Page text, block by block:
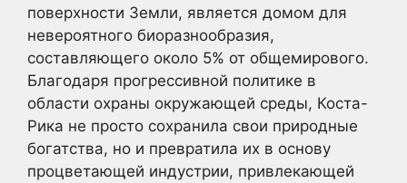
поверхности Земли, является домом для
невероятного биоразнообразия,
составляющего около 5% от общемирового.
Благодаря прогрессивной политике в
области охраны окружающей среды, Коста-
Рика не просто сохранила свои природные
богатства, но и превратила их в основу
процветающей индустрии, привлекающей